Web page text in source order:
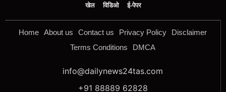
खेल
विडिओ ई-पेपर
Home About us Contact us Privacy Policy
Disclaimer
Terms Conditions
DMCA
info@dailynews24tas.com
+91 88889 62828